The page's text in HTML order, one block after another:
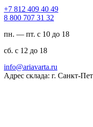
94 04 904 218 7+
23 13 707 008 8
пн. — пт. с 10 до 18
сб. с 12 до 18
ur.atravaira@ofni
Адрес склада: г. Санкт-